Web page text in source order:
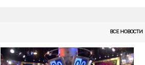
ВСЕ НОВОСТИ